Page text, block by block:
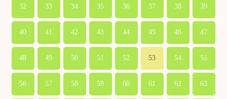
32 33 34 35 36 37 38 39
40 41 42 43 44 45 46 47
48 49 50 51 52 53 54 55
56 57 58 59 60 61 62 63